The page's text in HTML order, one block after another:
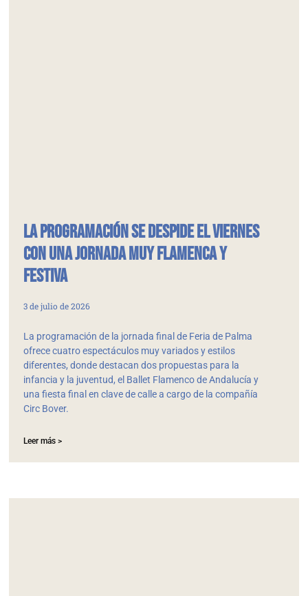
La programación se despide el viernes
con una jornada muy flamenca y
festiva
3 de julio de 2026
La programación de la jornada final de Feria de Palma
ofrece cuatro espectáculos muy variados y estilos
diferentes, donde destacan dos propuestas para la
infancia y la juventud, el Ballet Flamenco de Andalucía y
una fiesta final en clave de calle a cargo de la compañía
Circ Bover.
Leer más >